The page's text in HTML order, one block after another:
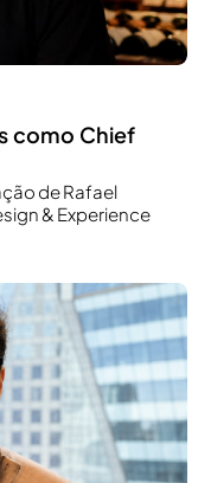
como Chief
de Rafael
& Experience